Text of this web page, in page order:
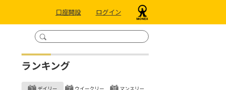
口座開設 ログイン
ランキング
デイリー ウイークリー マンスリー